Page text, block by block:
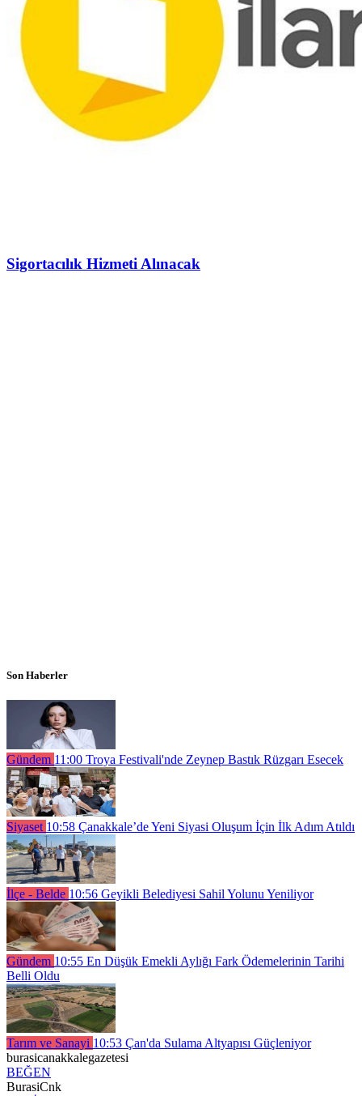
Sigortacılık Hizmeti Alınacak
Son Haberler
Gündem 11:00 Troya Festivali'nde Zeynep Bastık Rüzgarı Esecek
Siyaset 10:58 Çanakkale’de Yeni Siyasi Oluşum İçin İlk Adım Atıldı
İlçe - Belde 10:56 Geyikli Belediyesi Sahil Yolunu Yeniliyor
Gündem 10:55 En Düşük Emekli Aylığı Fark Ödemelerinin Tarihi
Belli Oldu
Tarım ve Sanayi 10:53 Çan'da Sulama Altyapısı Güçleniyor
burasicanakkalegazetesi
BEĞEN
BurasiCnk